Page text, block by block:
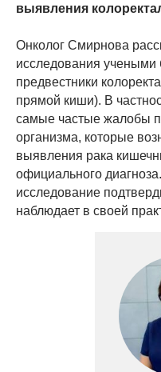
выявления
Онколог Смирнова
исследования
предвестники
прямой киши). В
самые частые жалобы
организма, которые
выявления рака
официального
исследование
наблюдает в своей